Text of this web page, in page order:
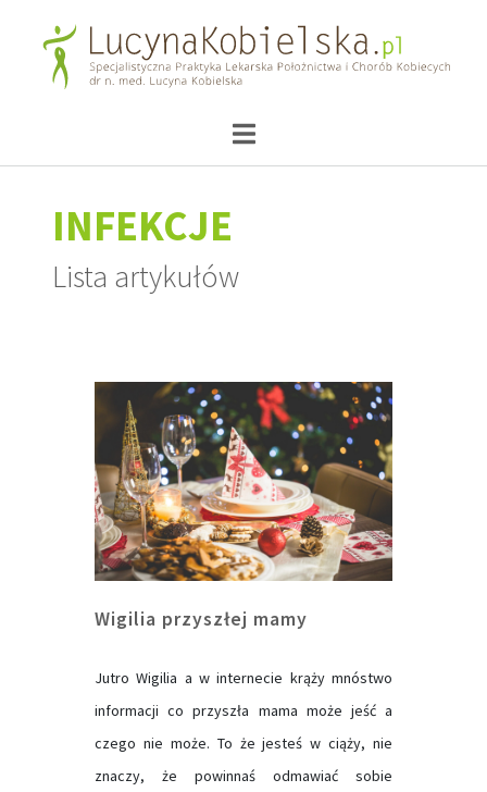
INFEKCJE
Lista artykułów
Wigilia przyszłej mamy
Jutro Wigilia a w internecie krąży mnóstwo
informacji co przyszła mama może jeść a
czego nie może. To że jesteś w ciąży, nie
znaczy, że powinnaś odmawiać sobie